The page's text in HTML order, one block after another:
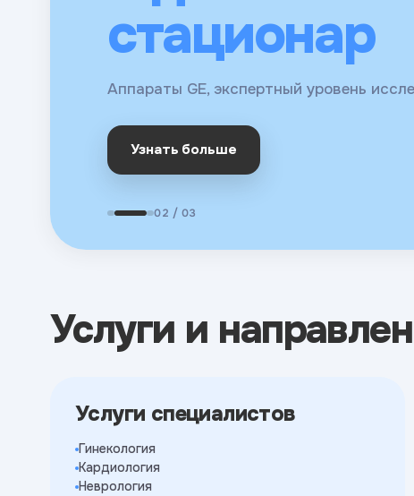
для
детей
Наши врачи
стационар
Аппараты GE, экспертный уровень
Узнать больше
Молекулярная диагностика, биохимия,
02 / 03
Услуги и
Услуги специалистов
Гинекология
Кардиология
Неврология